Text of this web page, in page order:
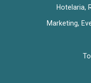
Hotelaria,
Marketing,